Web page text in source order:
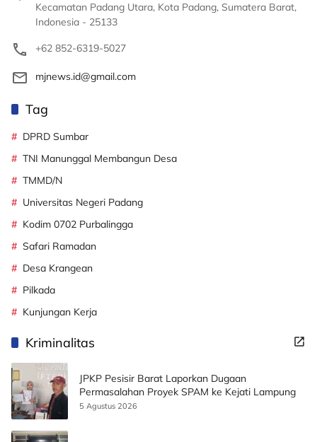
Kecamatan Padang Utara, Kota Padang, Sumatera Barat,
Indonesia - 25133
+62 852-6319-5027
mjnews.id@gmail.com
Tag
DPRD Sumbar
TNI Manunggal Membangun Desa
TMMD/N
Universitas Negeri Padang
Kodim 0702 Purbalingga
Safari Ramadan
Desa Krangean
Pilkada
Kunjungan Kerja
Kriminalitas
JPKP Pesisir Barat Laporkan Dugaan
Permasalahan Proyek SPAM ke Kejati Lampung
5 Agustus 2026